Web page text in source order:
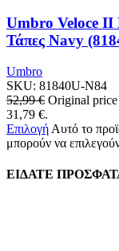
Umbro Veloce II
Τάπες Navy
Umbro
SKU: 81840U-N84
52,99€ Original
31,79 €.
Επιλογή Αυτό το
μπορούν να
ΕΙΔΑΤΕ